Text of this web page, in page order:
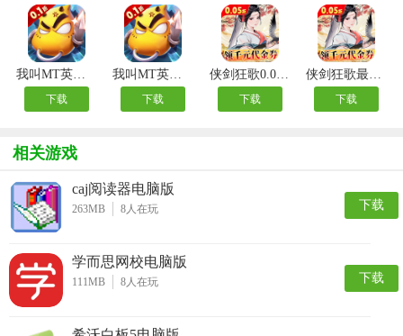
我叫MT英雄杀手游
下载 下载
侠剑狂歌0.05折千元福利版
下载 下载
相关游戏
caj阅读器电脑版
263MB 8 人在玩 下载
学而思网校电脑版
111MB 8 人在玩 下载